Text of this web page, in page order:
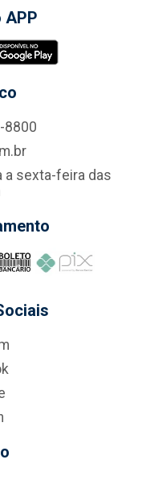
APP
8800
a sexta-feira das